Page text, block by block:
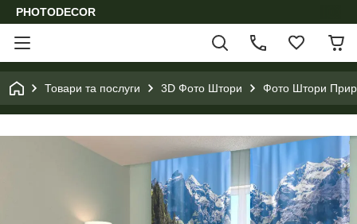
PHOTODECOR
Товари та послуги 3D Фото Штори Фото Штори